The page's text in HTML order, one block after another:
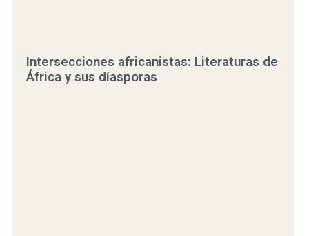
Intersecciones africanistas: Literaturas de
África y sus díasporas